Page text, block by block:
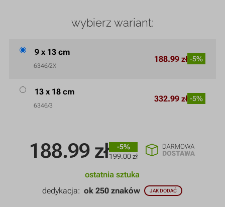
188.99 zł
-5%
199.00 zł
ostatnia sztuka
dedykacja:ok 250 znaków JAK DODAĆ
wybierz wariant:
9 x 13 cm
6346/2X
188.99 zł -5%
13 x 18 cm
6346/3
332.99 zł -5%